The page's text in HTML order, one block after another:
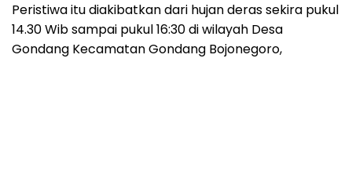
Peristiwa itu diakibatkan dari hujan deras sekira pukul
14.30 Wib sampai pukul 16:30 di wilayah Desa
Gondang Kecamatan Gondang Bojonegoro,